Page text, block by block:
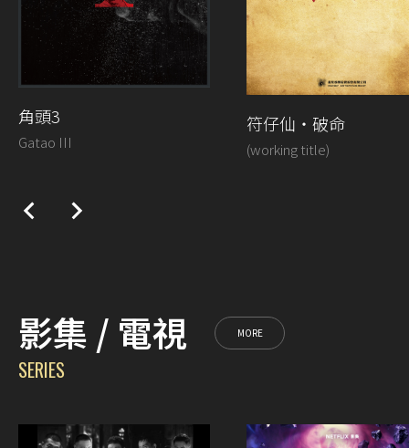
角頭3
Gatao III
符仔仙・破命
(working title)
影集 / 電視
SERIES
MORE